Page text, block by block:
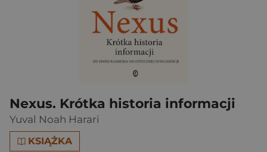
Nexus. Krótka historia informacji
Yuval Noah Harari
KSIĄŻKA